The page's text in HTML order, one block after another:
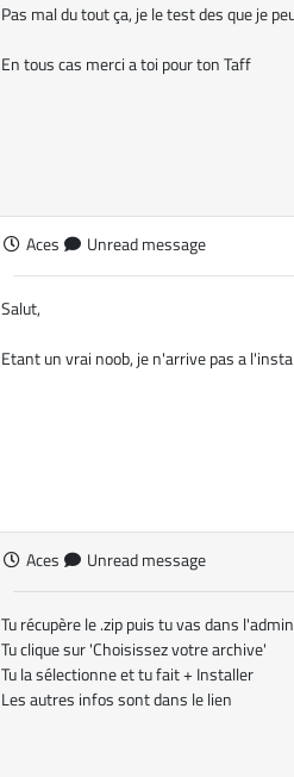
Pas mal du tout ça, je le test des que je
En tous cas merci a toi pour ton Taff
Aces Unread message
Salut,
Etant un vrai noob, je n'arrive pas a
Aces Unread message
Tu récupère le .zip puis tu vas dans
Tu clique sur 'Choisissez votre archive'
Tu la sélectionne et tu fait + Installer
Les autres infos sont dans le lien